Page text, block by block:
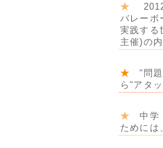
★ 2012
バレーボ
実践する
主催)の
★ “問題
ら“アタ
★ 中学
ためには